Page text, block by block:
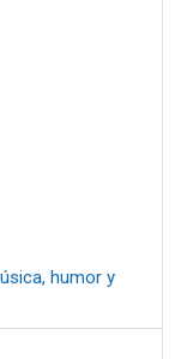
humor y